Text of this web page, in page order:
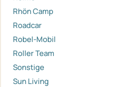
Rhön Camp
Roadcar
Robel-Mobil
Roller Team
Sonstige
Sun Living